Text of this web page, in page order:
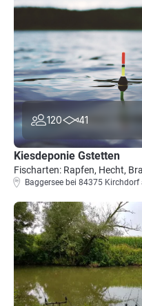
120 41
Kiesdeponie Gstetten
Fischarten: Rapfen, Hecht,
Baggersee bei 84375 Kirchdorf